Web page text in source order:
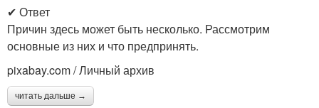
✔ Ответ
Причин здесь может быть несколько. Рассмотрим
основные из них и что предпринять.
pixabay.com / Личный архив
читать дальше →